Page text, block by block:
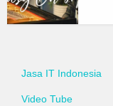
Jasa IT Indonesia
Video Tube